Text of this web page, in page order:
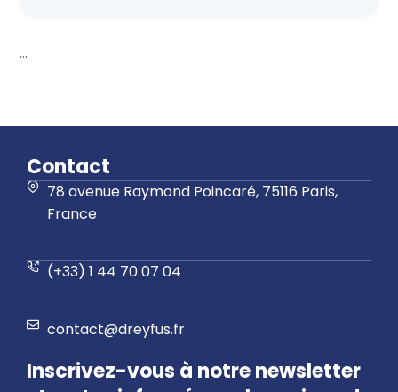
...
Contact
78 avenue Raymond Poincaré, 75116 Paris,
France
(+33) 1 44 70 07 04
contact@dreyfus.fr
Inscrivez-vous à notre newsletter